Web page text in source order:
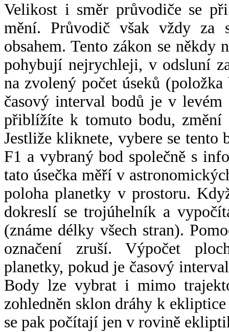
Velikost i směr průvodiče se
mění. Průvodič však vždy za
obsahem. Tento zákon se někdy
pohybují nejrychleji, v odsluní
na zvolený počet úseků
časový interval bodů je v
přiblížíte k tomuto bodu,
Jestliže kliknete, vybere se tento
F1 a vybraný bod společně s
tato úsečka měří v
poloha planetky v prostoru.
dokreslí se trojúhelník a
(známe délky všech stran).
označení zruší. Výpočet
planetky, pokud je časový
Body lze vybrat i mimo
zohledněn sklon dráhy k
se pak počítají jen v rovině